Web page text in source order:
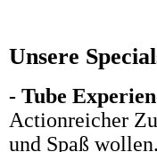
Unsere
- Tube
Actionreicher
und Spaß wollen.